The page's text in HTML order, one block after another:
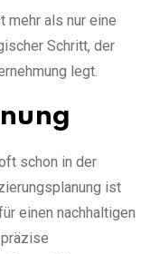
mehr als nur eine
Schritt, der
legt.
schon in der
ist
einen nachhaltigen